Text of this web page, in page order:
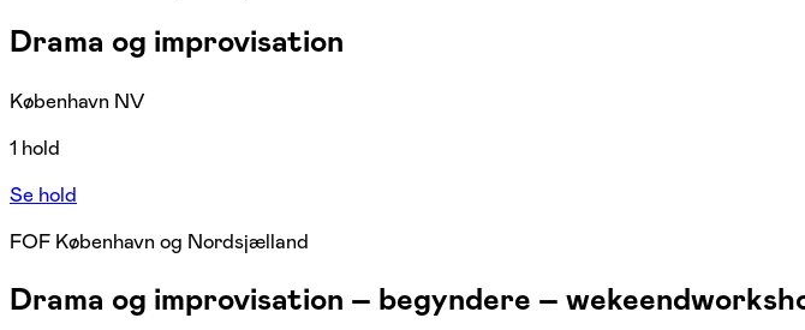
Drama og improvisation
København NV
1 hold
Se hold
FOF København og Nordsjælland
Drama og improvisation – begyndere –